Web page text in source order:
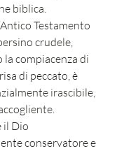
biblica.
Testamento
crudele,
compiacenza di
di peccato, è
irascibile,
il Dio
conservatore e